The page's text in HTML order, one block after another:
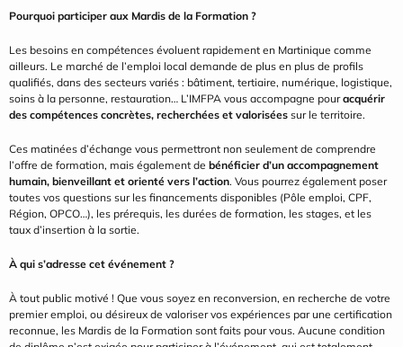
Pourquoi participer aux Mardis de la Formation ?
Les besoins en compétences évoluent rapidement en Martinique comme
ailleurs. Le marché de l’emploi local demande de plus en plus de profils
qualifiés, dans des secteurs variés : bâtiment, tertiaire, numérique, logistique,
soins à la personne, restauration… L’IMFPA vous accompagne pour acquérir
des compétences concrètes, recherchées et valorisées sur le territoire.
Ces matinées d’échange vous permettront non seulement de comprendre
l’offre de formation, mais également de bénéficier d’un accompagnement
humain, bienveillant et orienté vers l’action. Vous pourrez également poser
toutes vos questions sur les financements disponibles (Pôle emploi, CPF,
Région, OPCO…), les prérequis, les durées de formation, les stages, et les
taux d’insertion à la sortie.
À qui s’adresse cet événement ?
À tout public motivé ! Que vous soyez en reconversion, en recherche de votre
premier emploi, ou désireux de valoriser vos expériences par une certification
reconnue, les Mardis de la Formation sont faits pour vous. Aucune condition